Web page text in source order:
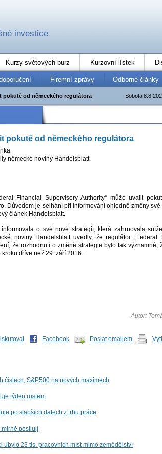
investice
Kurzy světových burz Kurzovní lístek
Firemní zprávy Odborné články
Sobota
pokutě od německého regulátora
pokutě od německého regulátora
německé noviny Handelsblatt.
Financial Supervisory Authority“ může uvalit
Důvodem je selhání při informování ohledně změny své
článek Handelsblatt.
o své nové strategií, která zahrnovala
noviny Handelsblatt uvedly, že regulátor „Federal
že rozhodnutí o změně strategie bylo tak významné,
dříve než 29. září 2016.
Autor:
Facebook Poslat emailem
číslech, S&P500 na nových maximech
týden růstem
po slabších datech z trhu práce
mírně posilují
ubylo 23 tis. pracovních míst mimo zemědělství